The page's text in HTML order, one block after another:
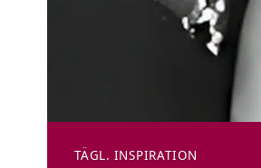
TÄGL. INSPIRATION